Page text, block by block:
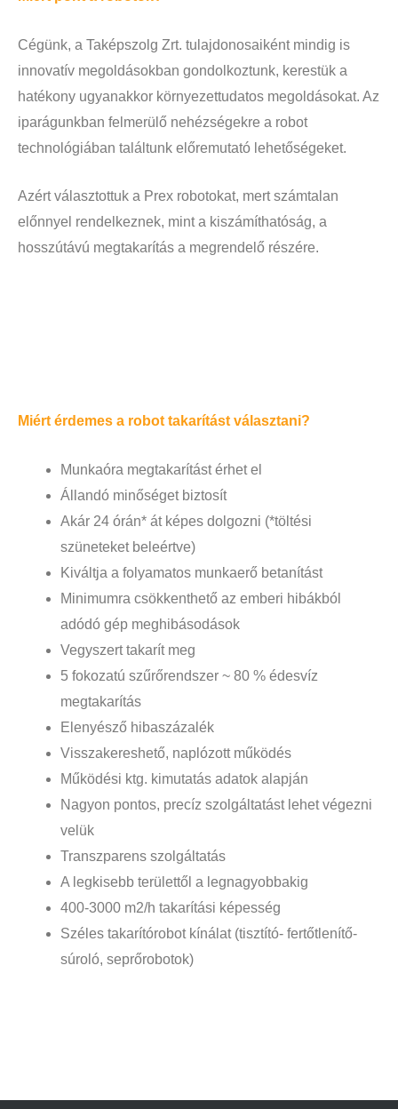
Cégünk, a Taképszolg Zrt. tulajdonosaiként mindig is
innovatív megoldásokban gondolkoztunk, kerestük a
hatékony ugyanakkor környezettudatos megoldásokat. Az
iparágunkban felmerülő nehézségekre a robot
technológiában találtunk előremutató lehetőségeket.
Azért választottuk a Prex robotokat, mert számtalan
előnnyel rendelkeznek, mint a kiszámíthatóság, a
hosszútávú megtakarítás a megrendelő részére.
Miért érdemes a robot takarítást választani?
Munkaóra megtakarítást érhet el
Állandó minőséget biztosít
Akár 24 órán* át képes dolgozni (*töltési
szüneteket beleértve)
Kiváltja a folyamatos munkaerő betanítást
Minimumra csökkenthető az emberi hibákból
adódó gép meghibásodások
Vegyszert takarít meg
5 fokozatú szűrőrendszer ~ 80 % édesvíz
megtakarítás
Elenyésző hibaszázalék
Visszakereshető, naplózott működés
Működési ktg. kimutatás adatok alapján
Nagyon pontos, precíz szolgáltatást lehet végezni
velük
Transzparens szolgáltatás
A legkisebb területtől a legnagyobbakig
400-3000 m2/h takarítási képesség
Széles takarítórobot kínálat (tisztító- fertőtlenítő-
súroló, seprőrobotok)